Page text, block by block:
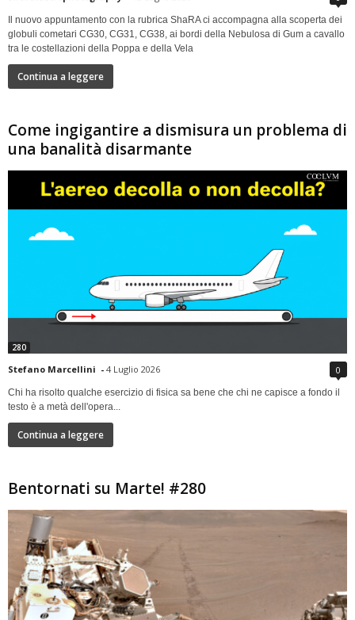
Il nuovo appuntamento con la rubrica ShaRA ci accompagna alla scoperta dei
globuli cometari CG30, CG31, CG38, ai bordi della Nebulosa di Gum a cavallo
tra le costellazioni della Poppa e della Vela
Continua a leggere
Come ingigantire a dismisura un problema di
una banalità disarmante
280
Stefano Marcellini - 4 Luglio 2026 0
Chi ha risolto qualche esercizio di fisica sa bene che chi ne capisce a fondo il
testo è a metà dell'opera...
Continua a leggere
Bentornati su Marte! #280